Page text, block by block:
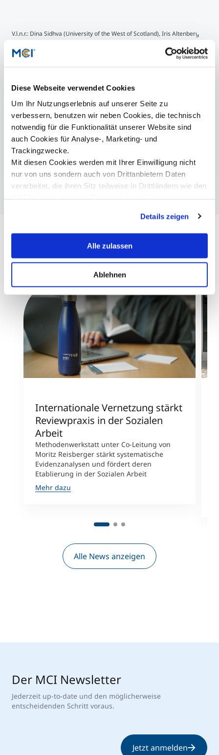
Diese Webseite verwendet Cookies
Um Ihr Nutzungserlebnis auf unserer Seite zu
verbessern, benutzen wir neben Cookies, die technisch
notwendig für die Funktionalität unserer Website sind
auch Cookies für Analyse-, Marketing- und
Trackingzwecke.
Mit diesen Cookies werden mit Ihrer Einwilligung nicht
nur von uns sondern auch von Drittanbietern Daten
verarbeitet, die ihren Sitz teilweise in Drittländern wie den
erklären Ihnen genau, was eine Datenübermittlung in die
USA bedeuten kann.
Details zeigen
Alle zulassen
Ablehnen
V.l.n.r.: Dina Sidhva (University of the West of Scotland), Iris Altenberger
Arbeit
Mehr Informationen
Soziale Arbeit | Bachelor
Soziale Arbeit, Sozialpolitik & -management |
Master
BURC
Internationale Vernetzung stärkt
Reviewpraxis in der Sozialen
Arbeit
Methodenwerkstatt unter Co-Leitung von
Moritz Reisberger stärkt systematische
Evidenzanalysen und fördert deren
Etablierung in der Sozialen Arbeit
Mehr dazu
Alle News anzeigen
Der MCI Newsletter
Jederzeit up-to-date und den möglicherweise
entscheidenden Schritt voraus.
Jetzt anmelden